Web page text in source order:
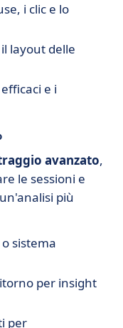
i clic e lo
layout delle
e i
avanzato,
le sessioni e
più
sistema
per insight
per